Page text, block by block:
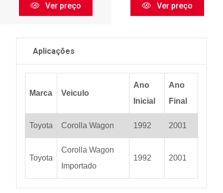
Ver preço Ver preço
Aplicações
Marca Veiculo
Ano
Inicial
Ano
Final
Toyota Corolla Wagon 1992 2001
Toyota
Corolla Wagon
Importado
1992 2001